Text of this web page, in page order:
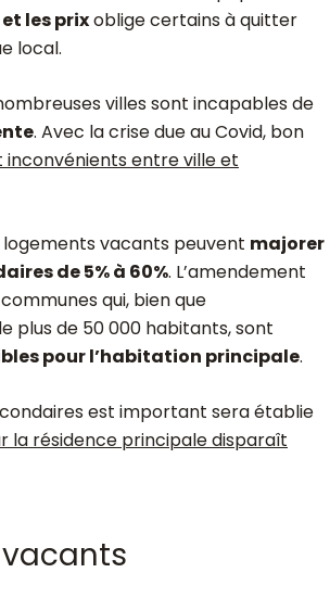
les prixoblige certains à quitter
local.
villes sont incapables de
. Avec la crise due au Covid, bon
inconvénients entre ville et
logements vacants peuvent majorer
de 5% à 60%. L’amendement
qui, bien que
plus de 50 000 habitants, sont
pour l’habitation principale.
est important sera établie
la résidence principale disparaît